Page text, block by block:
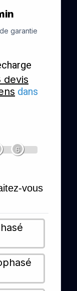
garantie
devis
dans
6
vous